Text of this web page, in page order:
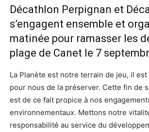
Décathlon Perpignan et
s’engagent ensemble et
matinée pour ramasser les
plage de Canet le 7
La Planète est notre terrain de jeu, il
pour nous de la préserver. Cette fin de
est de ce fait propice à nos
environnementaux. Mettons notre
responsabilité au service du